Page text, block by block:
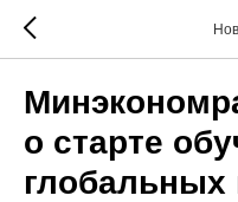
о старте
глобальных